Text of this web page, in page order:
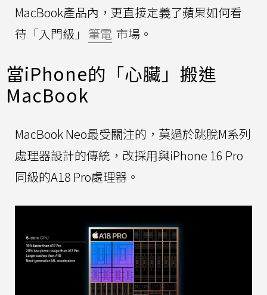
MacBook產品內，更直接定義了蘋果如何看
待「入門級」 筆電 市場。
當iPhone的「心臟」搬進
MacBook
MacBook Neo最受關注的，莫過於跳脫M系列
處理器設計的傳統，改採用與iPhone 16 Pro
同級的A18 Pro處理器。